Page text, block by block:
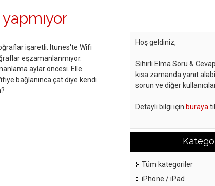
işaretli. Itunes'te Wifi
eşzamanlanmıyor.
aylar öncesi. Elle
bağlanınca çat diye kendi
Hoş geldiniz,
Sihirli Elma Soru &
kısa zamanda yanıt
sorun ve diğer
Detaylı bilgi için buraya
Tüm kategoriler
iPhone / iPad